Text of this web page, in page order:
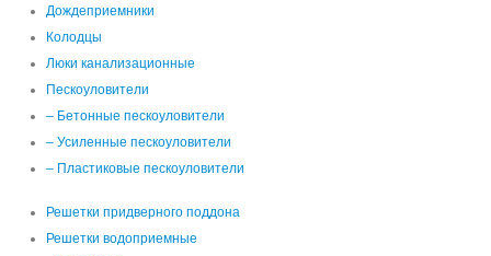
Дождеприемники
Колодцы
Люки канализационные
Пескоуловители
– Бетонные пескоуловители
– Усиленные пескоуловители
– Пластиковые пескоуловители
Решетки придверного поддона
Решетки водоприемные